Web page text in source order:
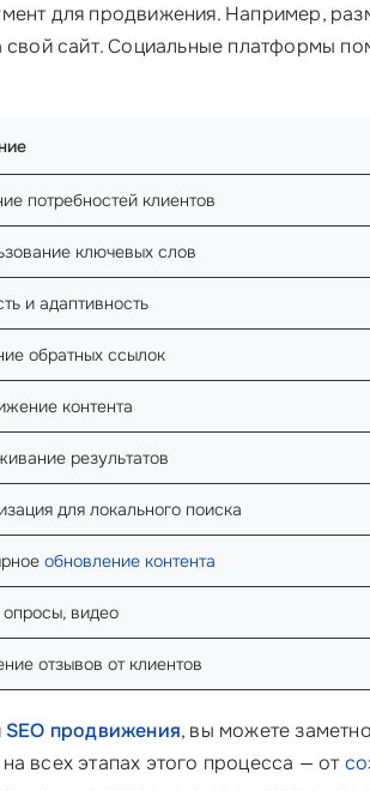
для продвижения. Например,
сайт. Социальные платформы
потребностей клиентов
ключевых слов
и адаптивность
обратных ссылок
контента
результатов
для локального поиска
обновление контента
видео
отзывов от клиентов
SEO продвижения, вы можете
всех этапах этого процесса — от